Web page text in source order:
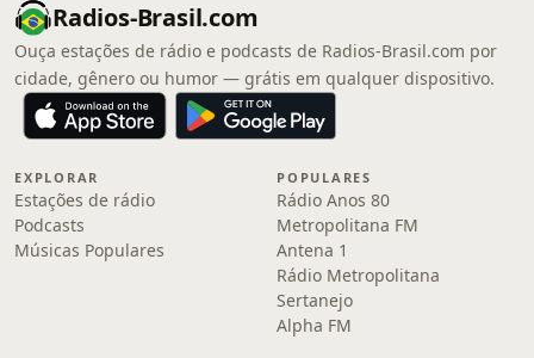
Radios-Brasil.com
Ouça estações de rádio e podcasts de Radios-Brasil.com por
cidade, gênero ou humor — grátis em qualquer dispositivo.
EXPLORAR
Estações de rádio
Podcasts
Músicas Populares
POPULARES
Rádio Anos 80
Metropolitana FM
Antena 1
Rádio Metropolitana
Sertanejo
Alpha FM